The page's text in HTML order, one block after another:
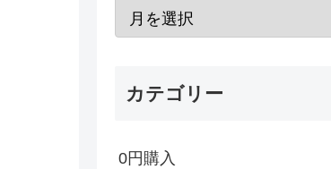
カテゴリー
0円購入